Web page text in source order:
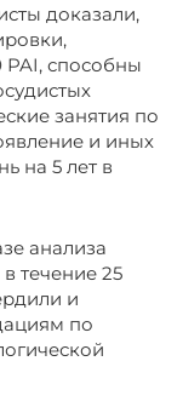
доказали,
способны
занятия по
и иных
на 5 лет в
анализа
течение 25
и
по